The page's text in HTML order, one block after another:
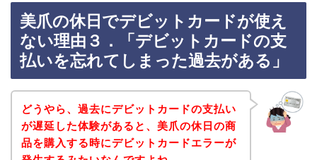
美爪の休日でデビットカードが使え
ない理由３．「デビットカードの支
払いを忘れてしまった過去がある」
どうやら、過去にデビットカードの支払い
が遅延した体験があると、美爪の休日の商
品を購入する時にデビットカードエラーが